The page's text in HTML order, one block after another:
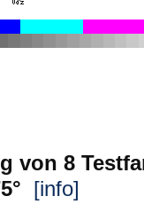
von 8
[info]